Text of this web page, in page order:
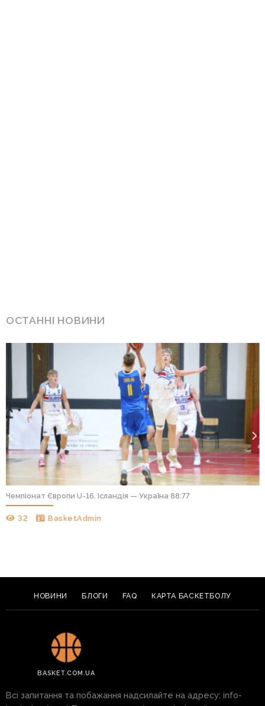
ОСТАННІ НОВИНИ
Чемпіонат Європи U-16. Ісландія — Україна 88:77
32 BasketAdmin
НОВИНИ БЛОГИ FAQ КАРТА БАСКЕТБОЛУ
BASKET.COM.UA
Всі запитання та побажання надсилайте на адресу: info-